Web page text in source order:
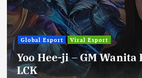
Global Esport Viral Esport
Yoo Hee-ji – GM Wanita
LCK